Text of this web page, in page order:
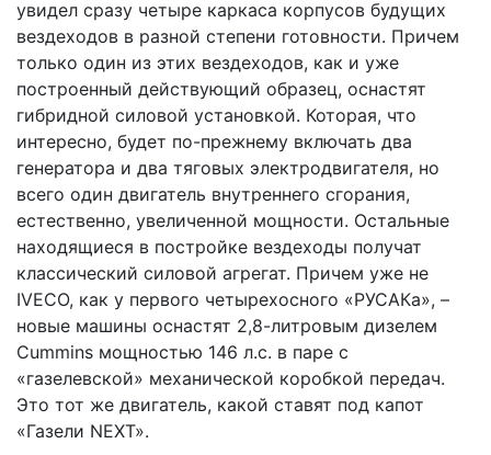
увидел сразу четыре каркаса корпусов будущих
вездеходов в разной степени готовности. Причем
только один из этих вездеходов, как и уже
построенный действующий образец, оснастят
гибридной силовой установкой. Которая, что
интересно, будет по-прежнему включать два
генератора и два тяговых электродвигателя, но
всего один двигатель внутреннего сгорания,
естественно, увеличенной мощности. Остальные
находящиеся в постройке вездеходы получат
классический силовой агрегат. Причем уже не
IVECO, как у первого четырехосного «РУСАКа», –
новые машины оснастят 2,8-литровым дизелем
Cummins мощностью 146 л.с. в паре с
«газелевской» механической коробкой передач.
Это тот же двигатель, какой ставят под капот
«Газели NEXT».